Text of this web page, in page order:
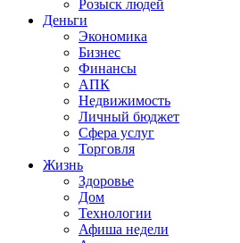
Розыск людей
Деньги
Экономика
Бизнес
Финансы
АПК
Недвижимость
Личный бюджет
Сфера услуг
Торговля
Жизнь
Здоровье
Дом
Технологии
Афиша недели